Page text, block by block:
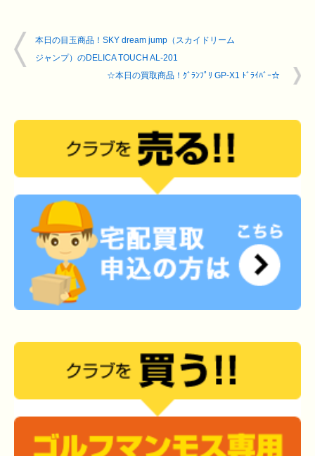
本日の目玉商品！SKY dream jump（スカイドリーム
ジャンプ）のDELICA TOUCH AL-201
☆本日の買取商品！ｸﾞﾗﾝﾌﾟﾘ GP-X1 ﾄﾞﾗｲﾊﾞｰ☆